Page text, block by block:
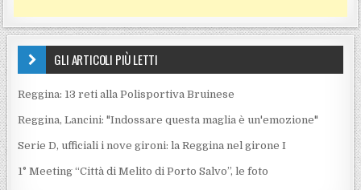
GLI ARTICOLI PIÙ LETTI
Reggina: 13 reti alla Polisportiva Bruinese
Reggina, Lancini: "Indossare questa maglia è un'emozione"
Serie D, ufficiali i nove gironi: la Reggina nel girone I
1° Meeting “Città di Melito di Porto Salvo”, le foto